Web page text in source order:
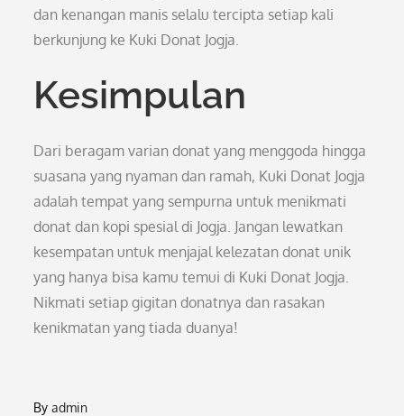
dan kenangan manis selalu tercipta setiap kali
berkunjung ke Kuki Donat Jogja.
Kesimpulan
Dari beragam varian donat yang menggoda hingga
suasana yang nyaman dan ramah, Kuki Donat Jogja
adalah tempat yang sempurna untuk menikmati
donat dan kopi spesial di Jogja. Jangan lewatkan
kesempatan untuk menjajal kelezatan donat unik
yang hanya bisa kamu temui di Kuki Donat Jogja.
Nikmati setiap gigitan donatnya dan rasakan
kenikmatan yang tiada duanya!
Byadmin